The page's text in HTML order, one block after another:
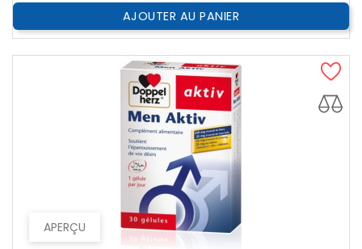
AJOUTER AU PANIER
APERÇU